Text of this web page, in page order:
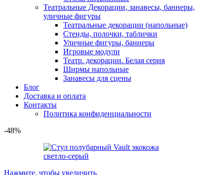
Театральные Декорации, занавесы, баннеры,
уличные фигуры
Театральные декорации (напольные)
Стенды, полочки, таблички
Уличные фигуры, баннеры
Игровые модули
Театр. декорации. Белая серия
Ширмы напольные
Занавесы для сцены
Блог
Доставка и оплата
Контакты
Политика конфиденциальности
-48%
Нажмите, чтобы увеличить